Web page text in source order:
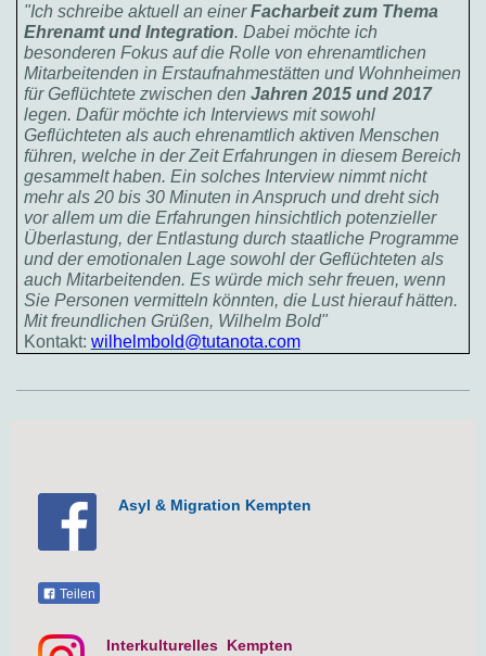
"Ich schreibe aktuell an einerFacharbeit zum Thema
Ehrenamt und Integration. Dabei möchte ich
besonderen Fokus auf die Rolle von ehrenamtlichen
Mitarbeitenden in Erstaufnahmestätten und Wohnheimen
für Geflüchtete zwischen den Jahren 2015 und 2017
legen. Dafür möchte ich Interviews mit sowohl
Geflüchteten als auch ehrenamtlich aktiven Menschen
führen, welche in der Zeit Erfahrungen in diesem Bereich
gesammelt haben. Ein solches Interview nimmt nicht
mehr als 20 bis 30 Minuten in Anspruch und dreht sich
vor allem um die Erfahrungen hinsichtlich potenzieller
Überlastung, der Entlastung durch staatliche Programme
und der emotionalen Lage sowohl der Geflüchteten als
auch Mitarbeitenden. Es würde mich sehr freuen, wenn
Sie Personen vermitteln könnten, die Lust hierauf hätten.
Mit freundlichen Grüßen, Wilhelm Bold"
Kontakt: wilhelmbold@tutanota.com
Asyl & Migration Kempten
Teilen
Interkulturelles Kempten